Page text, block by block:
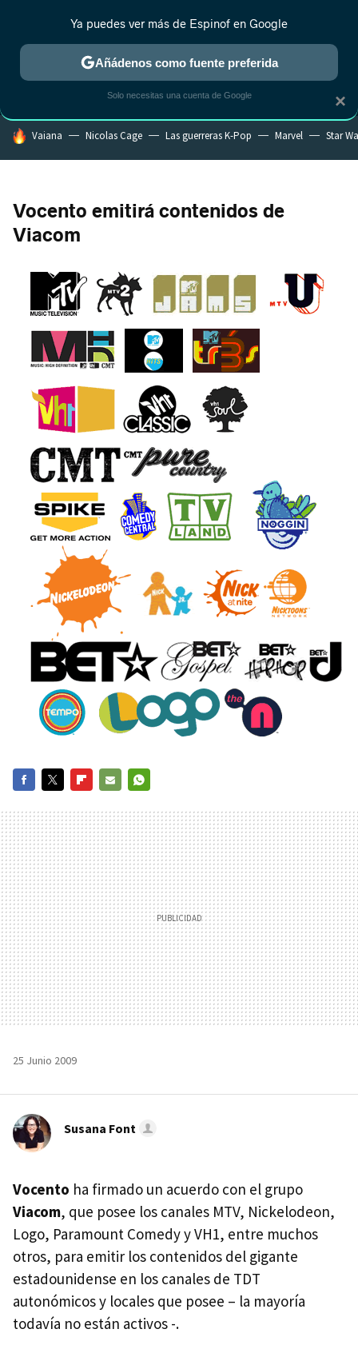
MENÚ NUEVO
ESTRENOS REALITY ANIME RANKINGS CINE
HOY SE HABLA DE
Vaiana Nicolas Cage Las guerreras K-Pop Marvel Star
Vocento emitirá contenidos de
Viacom
MAIL
25 Junio 2009
Susana Font
Vocento ha firmado un acuerdo con el grupo
Viacom, que posee los canales MTV, Nickelodeon,
Logo, Paramount Comedy y VH1, entre muchos
otros, para emitir los contenidos del gigante
estadounidense en los canales de TDT
autonómicos y locales que posee – la mayoría
todavía no están activos -.
×
Ya puedes ver más de Espinof en Google
Añádenos como fuente preferida
Solo necesitas una cuenta de Google